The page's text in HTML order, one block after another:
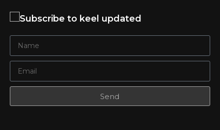
Subscribe to keel updated
Send